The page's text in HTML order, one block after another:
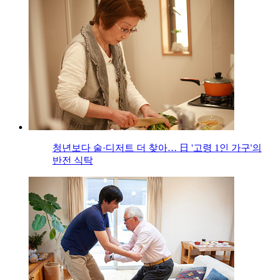
청년보다 술·디저트 더 찾아… 日 '고령 1인 가구'의
반전 식탁